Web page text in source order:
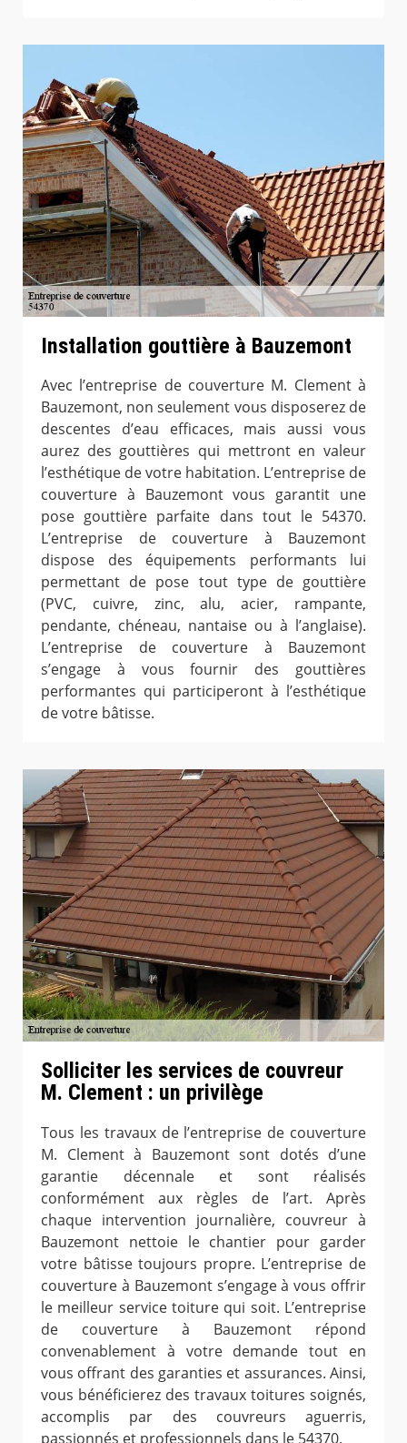
Installation gouttière à Bauzemont
Avec l’entreprise de couverture M. Clement à
Bauzemont, non seulement vous disposerez de
descentes d’eau efficaces, mais aussi vous
aurez des gouttières qui mettront en valeur
l’esthétique de votre habitation. L’entreprise de
couverture à Bauzemont vous garantit une
pose gouttière parfaite dans tout le 54370.
L’entreprise de couverture à Bauzemont
dispose des équipements performants lui
permettant de pose tout type de gouttière
(PVC, cuivre, zinc, alu, acier, rampante,
pendante, chéneau, nantaise ou à l’anglaise).
L’entreprise de couverture à Bauzemont
s’engage à vous fournir des gouttières
performantes qui participeront à l’esthétique
de votre bâtisse.
Solliciter les services de couvreur
M. Clement : un privilège
Tous les travaux de l’entreprise de couverture
M. Clement à Bauzemont sont dotés d’une
garantie décennale et sont réalisés
conformément aux règles de l’art. Après
chaque intervention journalière, couvreur à
Bauzemont nettoie le chantier pour garder
votre bâtisse toujours propre. L’entreprise de
couverture à Bauzemont s’engage à vous offrir
le meilleur service toiture qui soit. L’entreprise
de couverture à Bauzemont répond
convenablement à votre demande tout en
vous offrant des garanties et assurances. Ainsi,
vous bénéficierez des travaux toitures soignés,
accomplis par des couvreurs aguerris,
passionnés et professionnels dans le 54370.